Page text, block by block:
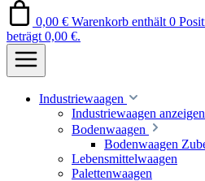
0,00 € Warenkorb enthält 0
beträgt 0,00 €.
Industriewaagen
Industriewaagen anzeigen
Bodenwaagen
Bodenwaagen
Lebensmittelwaagen
Palettenwaagen